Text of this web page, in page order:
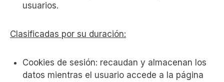
usuarios.
Clasificadas por su duración:
Cookies de sesión: recaudan y almacenan los
datos mientras el usuario accede a la página